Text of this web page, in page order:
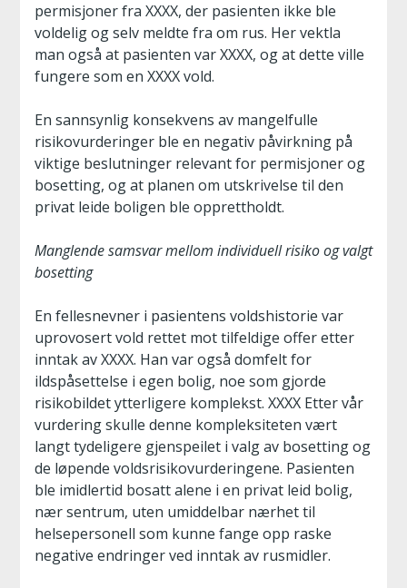
permisjoner fra XXXX, der pasienten ikke ble
voldelig og selv meldte fra om rus. Her vektla
man også at pasienten var XXXX, og at dette ville
fungere som en XXXX vold.
En sannsynlig konsekvens av mangelfulle
risikovurderinger ble en negativ påvirkning på
viktige beslutninger relevant for permisjoner og
bosetting, og at planen om utskrivelse til den
privat leide boligen ble opprettholdt.
Manglende samsvar mellom individuell risiko og valgt
bosetting
En fellesnevner i pasientens voldshistorie var
uprovosert vold rettet mot tilfeldige offer etter
inntak av XXXX. Han var også domfelt for
ildspåsettelse i egen bolig, noe som gjorde
risikobildet ytterligere komplekst. XXXX Etter vår
vurdering skulle denne kompleksiteten vært
langt tydeligere gjenspeilet i valg av bosetting og
de løpende voldsrisikovurderingene. Pasienten
ble imidlertid bosatt alene i en privat leid bolig,
nær sentrum, uten umiddelbar nærhet til
helsepersonell som kunne fange opp raske
negative endringer ved inntak av rusmidler.